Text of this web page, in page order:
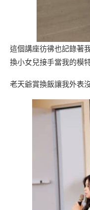
這個講座彷彿也記錄著
換小女兒接手當我的模
老天爺賞換飯讓我外表